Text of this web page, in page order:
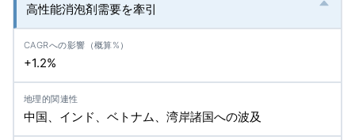
高性能消泡剤需要を牽引
+1.2%
中国、インド、ベトナム、湾岸諸国への波及